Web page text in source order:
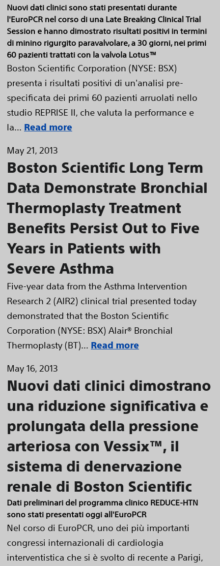
Nuovi dati clinici sono stati presentati durante
l'EuroPCR nel corso di una Late Breaking Clinical Trial
Session e hanno dimostrato risultati positivi in termini
di minino rigurgito paravalvolare, a 30 giorni, nei primi
60 pazienti trattati con la valvola Lotus™
Boston Scientific Corporation (NYSE: BSX)
presenta i risultati positivi di un'analisi pre-
specificata dei primi 60 pazienti arruolati nello
studio REPRISE II, che valuta la performance e
la... Read more
May 21, 2013
Boston Scientific Long Term
Data Demonstrate Bronchial
Thermoplasty Treatment
Benefits Persist Out to Five
Years in Patients with
Severe Asthma
Five-year data from the Asthma Intervention
Research 2 (AIR2) clinical trial presented today
demonstrated that the Boston Scientific
Corporation (NYSE: BSX) Alair® Bronchial
Thermoplasty (BT)... Read more
May 16, 2013
Nuovi dati clinici dimostrano
una riduzione significativa e
prolungata della pressione
arteriosa con Vessix™, il
sistema di denervazione
renale di Boston Scientific
Dati preliminari del programma clinico REDUCE-HTN
sono stati presentati oggi all'EuroPCR
Nel corso di EuroPCR, uno dei più importanti
congressi internazionali di cardiologia
interventistica che si è svolto di recente a Parigi,